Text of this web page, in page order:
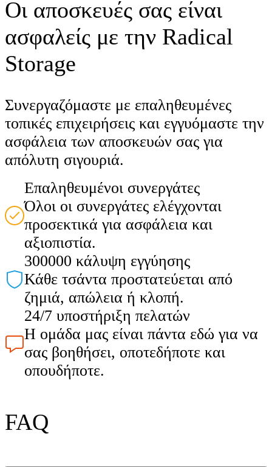
Οι αποσκευές σας είναι
ασφαλείς με την Radical
Storage
Συνεργαζόμαστε με επαληθευμένες
τοπικές επιχειρήσεις και εγγυόμαστε την
ασφάλεια των αποσκευών σας για
απόλυτη σιγουριά.
Επαληθευμένοι συνεργάτες
Όλοι οι συνεργάτες ελέγχονται
προσεκτικά για ασφάλεια και
αξιοπιστία.
300000 κάλυψη εγγύησης
Κάθε τσάντα προστατεύεται από
ζημιά, απώλεια ή κλοπή.
24/7 υποστήριξη πελατών
Η ομάδα μας είναι πάντα εδώ για να
σας βοηθήσει, οποτεδήποτε και
οπουδήποτε.
FAQ